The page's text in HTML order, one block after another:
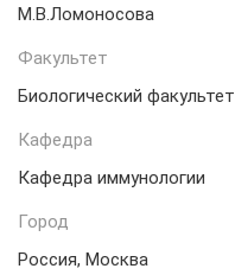
М.В.Ломоносова
Факультет
Биологический факультет
Кафедра
Кафедра иммунологии
Город
Россия, Москва